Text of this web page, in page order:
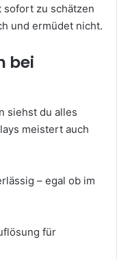
sofort zu schätzen
und ermüdet nicht.
bei
siehst du alles
meistert auch
– egal ob im
für